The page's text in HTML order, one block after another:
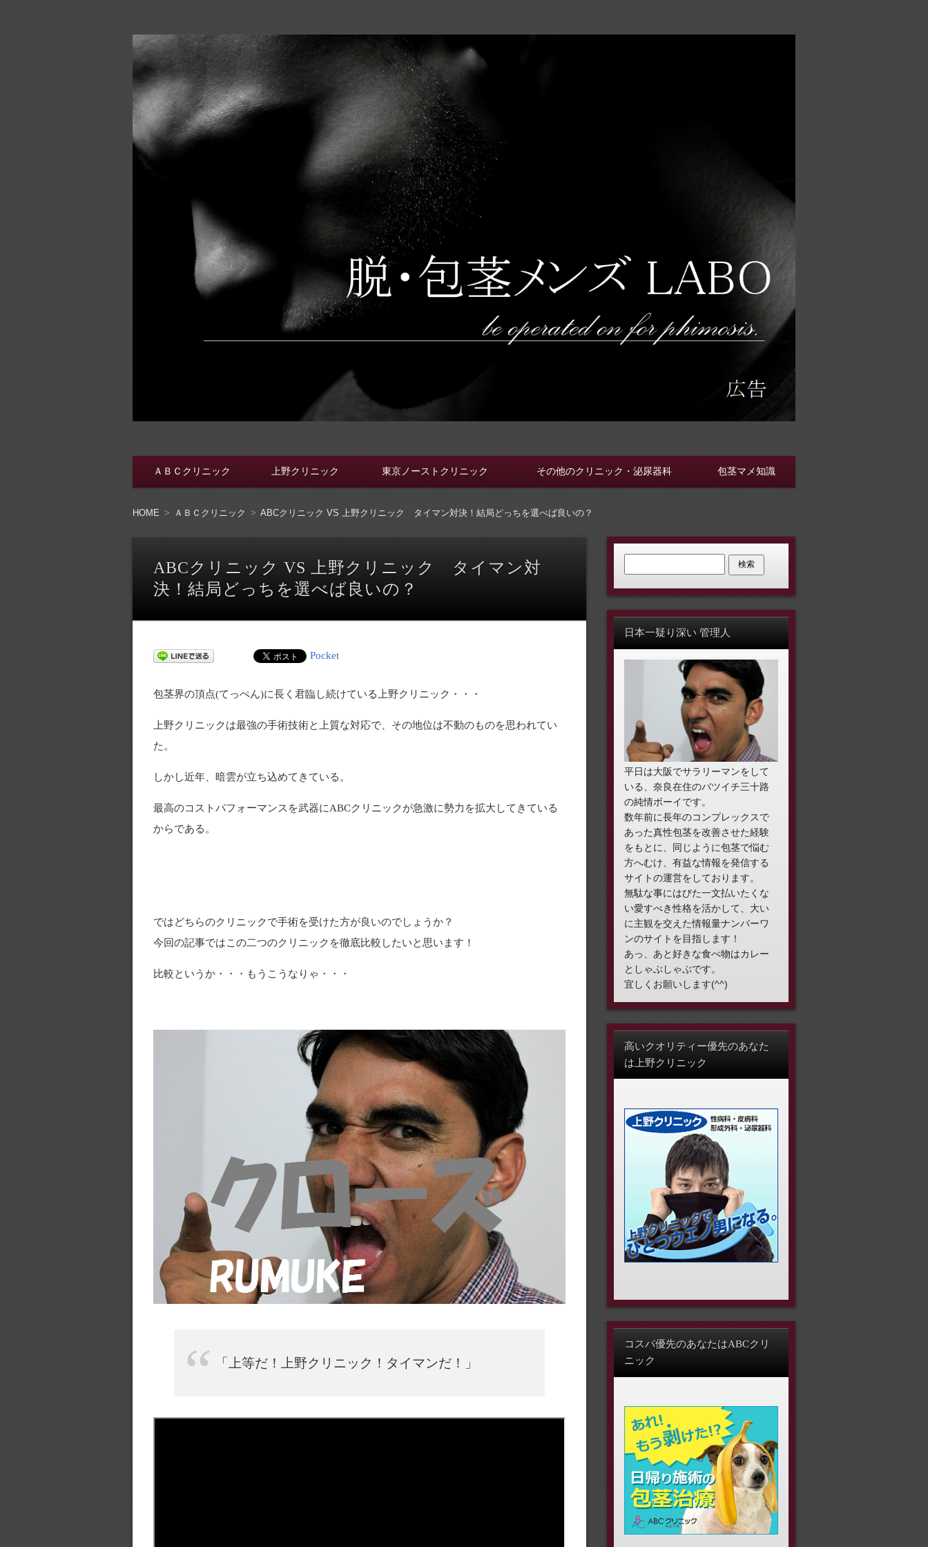
コンテンツへ移動
ＡＢＣクリニック 上野クリニック 東京ノーストクリニック その他のクリニック・泌尿器科 包茎マメ知識
HOME ＡＢＣクリニック ABCクリニック VS 上野クリニック タイマン対決！結局どっちを選べば良いの？
ABCクリニック VS 上野クリニック タイマン対
決！結局どっちを選べば良いの？
Pocket
包茎界の頂点(てっぺん)に長く君臨し続けている上野クリニック・・・
上野クリニックは最強の手術技術と上質な対応で、その地位は不動のものを思われてい
た。
しかし近年、暗雲が立ち込めてきている。
最高のコストパフォーマンスを武器にABCクリニックが急激に勢力を拡大してきている
からである。
ではどちらのクリニックで手術を受けた方が良いのでしょうか？
今回の記事ではこの二つのクリニックを徹底比較したいと思います！
比較というか・・・もうこうなりゃ・・・
「上等だ！上野クリニック！タイマンだ！」
日本一疑り深い 管理人
平日は大阪でサラリーマンをして
いる、奈良在住のバツイチ三十路
の純情ボーイです。
数年前に長年のコンプレックスで
あった真性包茎を改善させた経験
をもとに、同じように包茎で悩む
方へむけ、有益な情報を発信する
サイトの運営をしております。
無駄な事にはびた一文払いたくな
い愛すべき性格を活かして、大い
に主観を交えた情報量ナンバーワ
ンのサイトを目指します！
あっ、あと好きな食べ物はカレー
としゃぶしゃぶです。
宜しくお願いします(^^)
高いクオリティー優先のあなた
は上野クリニック
コスパ優先のあなたはABCクリ
ニック